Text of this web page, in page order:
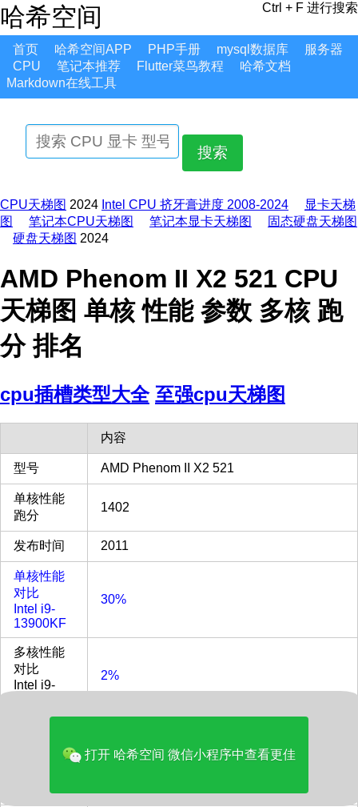
哈希空间 Ctrl + F 进行搜索
首页 哈希空间APP PHP手册 mysql数据库
服务器
CPU
笔记本推荐 Flutter菜鸟教程
哈希文档
Markdown在线工具
搜索
CPU天梯图 2024 Intel CPU 挤牙膏进度 2008-2024
显卡天梯
图
笔记本CPU天梯图 笔记本显卡天梯图
固态硬盘天梯图
硬盘天梯图 2024
AMD Phenom II X2 521 CPU
天梯图 单核 性能 参数 多核 跑
分 排名
cpu插槽类型大全 至强cpu天梯图
内容
型号 AMD Phenom II X2 521
单核性能
跑分
1402
发布时间 2011
单核性能
对比
Intel i9-
13900KF
30%
多核性能
对比
Intel i9-
2%
多核评分 1374
打开 哈希空间 微信小程序中查看更佳